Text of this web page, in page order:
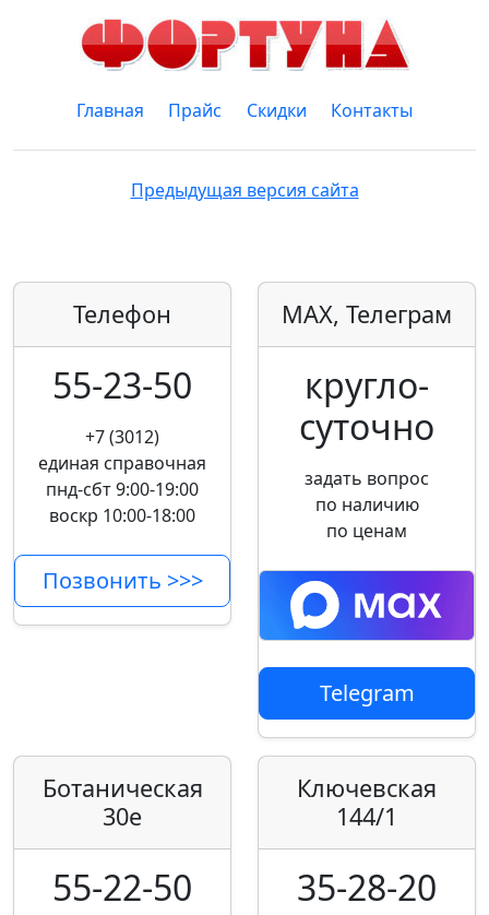
Главная Прайс Скидки Контакты
Предыдущая версия сайта
Телефон
55-23-50
+7 (3012)
единая справочная
пнд-сбт 9:00-19:00
воскр 10:00-18:00
Позвонить >>>
MAX, Телеграм
кругло­
суточно
задать вопрос
по наличию
по ценам
Telegram
Ботаническая
30е
55-22-50
Ключевская
144/1
35-28-20